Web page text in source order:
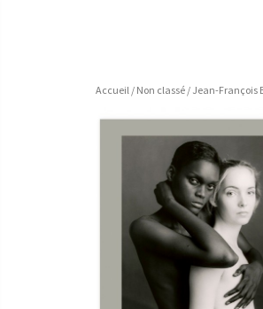
Accueil/ Non classé/ Jean-François